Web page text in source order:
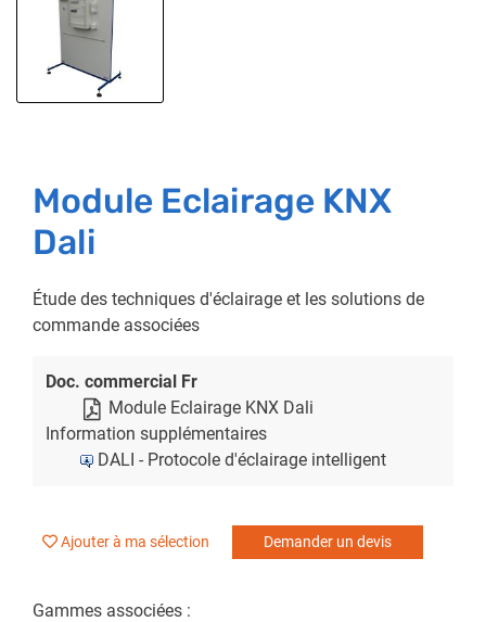
Module Eclairage KNX
Dali
Étude des techniques d'éclairage et les solutions de
commande associées
Doc. commercial Fr
Module Eclairage KNX Dali
Information supplémentaires
DALI - Protocole d'éclairage intelligent
Ajouter à ma sélection Demander un devis
Gammes associées :